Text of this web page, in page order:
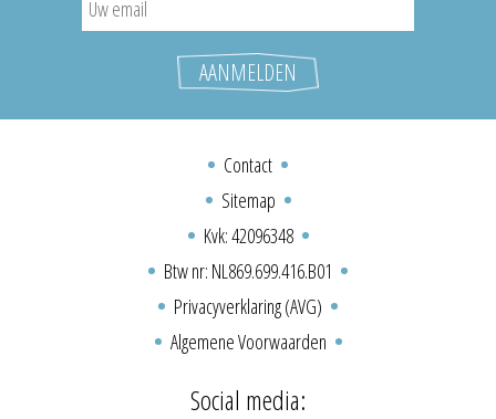
Contact
Sitemap
Kvk: 42096348
Btw nr: NL869.699.416.B01
Privacyverklaring (AVG)
Algemene Voorwaarden
Social media: